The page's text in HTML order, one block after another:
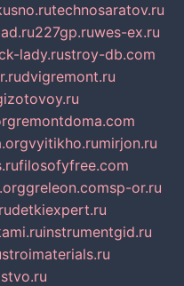
technosaratov.ru
227gp.ruwes-ex.ru
lady.rustroy-db.com
dvigremont.ru
remontdoma.com
vyitikho.rumirjon.ru
filosofyfree.com
greleon.comsp-or.ru
detkiexpert.ru
instrumentgid.ru
stroimaterials.ru